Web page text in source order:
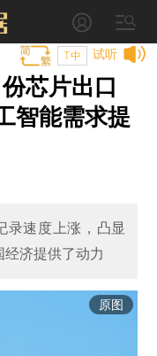
试听
T中
芯片出口
智能需求提
录速度上涨，凸显
济提供了动力
原图